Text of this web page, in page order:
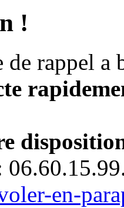
!
de rappel a
en-